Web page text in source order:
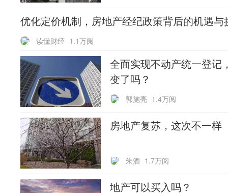
优化定价机制，房地产经纪政策背后的机遇与
读懂财经 1.1万阅
全面实现不动产统一登记
变了吗？
郭施亮 1.4万阅
房地产复苏，这次不一样
朱酒 1.7万阅
地产可以买入吗？